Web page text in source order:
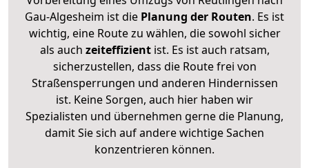
Gau-Algesheim ist die Planung der Routen. Es ist
wichtig, eine Route zu wählen, die sowohl sicher
als auch zeiteffizientist. Es ist auch ratsam,
sicherzustellen, dass die Route frei von
Straßensperrungen und anderen Hindernissen
ist. Keine Sorgen, auch hier haben wir
Spezialisten und übernehmen gerne die Planung,
damit Sie sich auf andere wichtige Sachen
konzentrieren können.